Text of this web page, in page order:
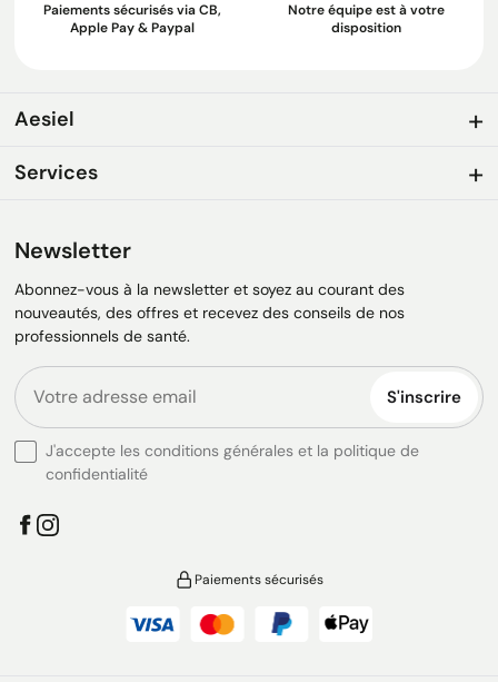
Paiements sécurisés via CB,
Apple Pay & Paypal
Notre équipe est à votre
disposition
Aesiel
Services
Newsletter
Abonnez-vous à la newsletter et soyez au courant des
nouveautés, des offres et recevez des conseils de nos
professionnels de santé.
S'inscrire
J'accepte les conditions générales et la politique de
confidentialité
Paiements sécurisés